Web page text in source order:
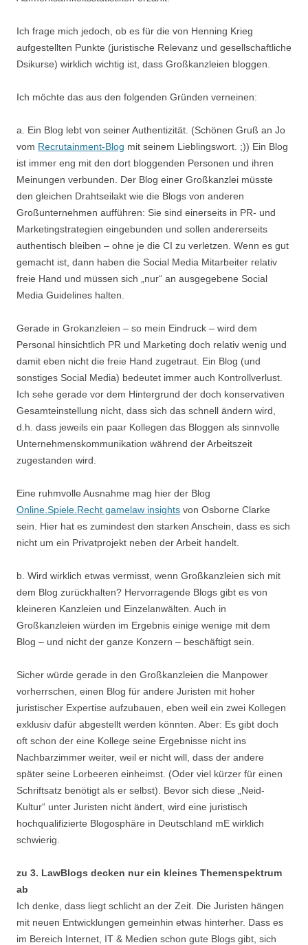
Ich frage mich jedoch, ob es für die von Henning Krieg
aufgestellten Punkte (juristische Relevanz und gesellschaftliche
Dsikurse) wirklich wichtig ist, dass Großkanzleien bloggen.
Ich möchte das aus den folgenden Gründen verneinen:
a. Ein Blog lebt von seiner Authentizität. (Schönen Gruß an Jo
vom Recrutainment-Blog mit seinem Lieblingswort. ;)) Ein Blog
ist immer eng mit den dort bloggenden Personen und ihren
Meinungen verbunden. Der Blog einer Großkanzlei müsste
den gleichen Drahtseilakt wie die Blogs von anderen
Großunternehmen aufführen: Sie sind einerseits in PR- und
Marketingstrategien eingebunden und sollen andererseits
authentisch bleiben – ohne je die CI zu verletzen. Wenn es gut
gemacht ist, dann haben die Social Media Mitarbeiter relativ
freie Hand und müssen sich „nur“ an ausgegebene Social
Media Guidelines halten.
Gerade in Grokanzleien – so mein Eindruck – wird dem
Personal hinsichtlich PR und Marketing doch relativ wenig und
damit eben nicht die freie Hand zugetraut. Ein Blog (und
sonstiges Social Media) bedeutet immer auch Kontrollverlust.
Ich sehe gerade vor dem Hintergrund der doch konservativen
Gesamteinstellung nicht, dass sich das schnell ändern wird,
d.h. dass jeweils ein paar Kollegen das Bloggen als sinnvolle
Unternehmenskommunikation während der Arbeitszeit
zugestanden wird.
Eine ruhmvolle Ausnahme mag hier der Blog
Online.Spiele.Recht gamelaw insights von Osborne Clarke
sein. Hier hat es zumindest den starken Anschein, dass es sich
nicht um ein Privatprojekt neben der Arbeit handelt.
b. Wird wirklich etwas vermisst, wenn Großkanzleien sich mit
dem Blog zurückhalten? Hervorragende Blogs gibt es von
kleineren Kanzleien und Einzelanwälten. Auch in
Großkanzleien würden im Ergebnis einige wenige mit dem
Blog – und nicht der ganze Konzern – beschäftigt sein.
Sicher würde gerade in den Großkanzleien die Manpower
vorherrschen, einen Blog für andere Juristen mit hoher
juristischer Expertise aufzubauen, eben weil ein zwei Kollegen
exklusiv dafür abgestellt werden könnten. Aber: Es gibt doch
oft schon der eine Kollege seine Ergebnisse nicht ins
Nachbarzimmer weiter, weil er nicht will, dass der andere
später seine Lorbeeren einheimst. (Oder viel kürzer für einen
Schriftsatz benötigt als er selbst). Bevor sich diese „Neid-
Kultur“ unter Juristen nicht ändert, wird eine juristisch
hochqualifizierte Blogosphäre in Deutschland mE wirklich
schwierig.
zu 3. LawBlogs decken nur ein kleines Themenspektrum
ab
Ich denke, dass liegt schlicht an der Zeit. Die Juristen hängen
mit neuen Entwicklungen gemeinhin etwas hinterher. Dass es
im Bereich Internet, IT & Medien schon gute Blogs gibt, sich